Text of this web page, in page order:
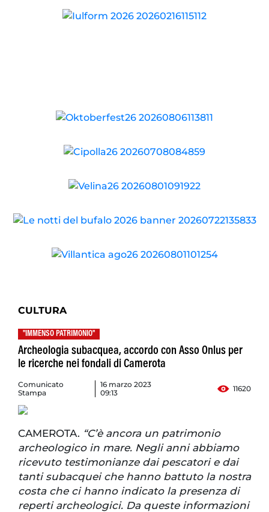
CULTURA
"IMMENSO PATRIMONIO"
Archeologia subacquea, accordo con Asso Onlus per
le ricerche nei fondali di Camerota
Comunicato
Stampa
16 marzo 2023
09:13
11620
CAMEROTA. “C’è ancora un patrimonio
archeologico in mare. Negli anni abbiamo
ricevuto testimonianze dai pescatori e dai
tanti subacquei che hanno battuto la nostra
costa che ci hanno indicato la presenza di
reperti archeologici. Da queste informazioni